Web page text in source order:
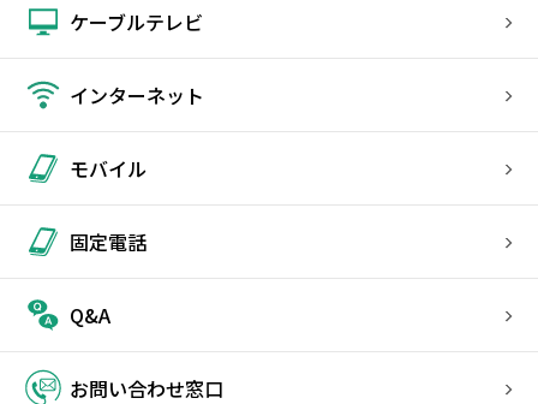
ケーブルテレビ
インターネット
モバイル
固定電話
Q&A
お問い合わせ窓口